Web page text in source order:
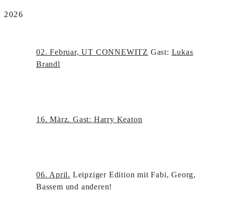
2026
02. Februar, UT CONNEWITZ Gast: Lukas
Brandl
16. März. Gast: Harry Keaton
06. April. Leipziger Edition mit Fabi, Georg,
Bassem und anderen!